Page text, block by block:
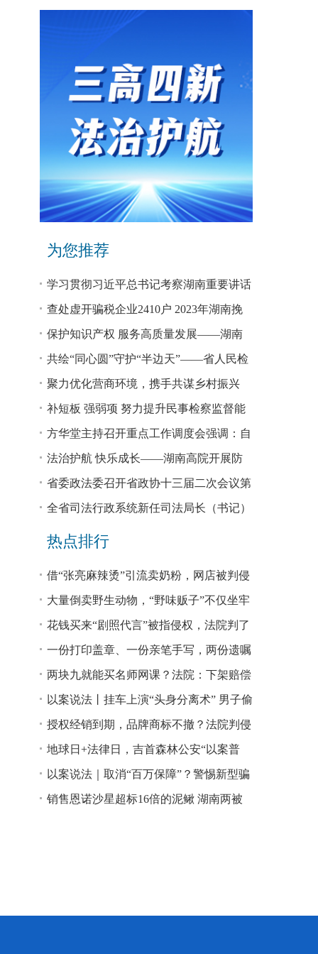
为您推荐
学习贯彻习近平总书记考察湖南重要讲话
和指示精神专题研讨班开班
查处虚开骗税企业2410户 2023年湖南挽
回税款损失48.2亿元
保护知识产权 服务高质量发展——湖南
省公安厅公布打击侵犯知识产权犯罪10起
典型案例
共绘“同心圆”守护“半边天”——省人民检
察院、省妇联共同主办检察开放日活动
聚力优化营商环境，携手共谋乡村振兴
—— 省法院驻大坪村工作队、村“两委”干
部赴企参观学习调研
补短板 强弱项 努力提升民事检察监督能
力
方华堂主持召开重点工作调度会强调：自
我加压 砥砺奋进 推动工作更有成效 更加
出彩
法治护航 快乐成长——湖南高院开展防
欺凌、防性侵公益普法宣讲
省委政法委召开省政协十三届二次会议第
0327号提案办理座谈会
全省司法行政系统新任司法局长（书记）
培训班开班 方华堂作专题辅导
热点排行
借“张亮麻辣烫”引流卖奶粉，网店被判侵
权！
大量倒卖野生动物，“野味贩子”不仅坐牢
还得赔钱
花钱买来“剧照代言”被指侵权，法院判了
一份打印盖章、一份亲笔手写，两份遗嘱
谁说了算？
两块九就能买名师网课？法院：下架赔偿
以案说法丨挂车上演“头身分离术” 男子偷
逃高速通行费获刑
授权经销到期，品牌商标不撤？法院判侵
权！
地球日+法律日，吉首森林公安“以案普
法”
以案说法｜取消“百万保障”？警惕新型骗
局！
销售恩诺沙星超标16倍的泥鳅 湖南两被